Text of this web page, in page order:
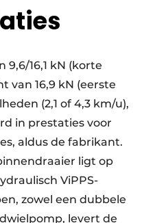
16,1 kN (korte
van 16,9 kN (eerste
(2,1 of 4,3 km/u),
in prestaties voor
aldus de fabrikant.
ligt op
ViPPS-
zowel een dubbele
levert de